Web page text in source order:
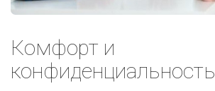
Комфорт и
конфиденциальность